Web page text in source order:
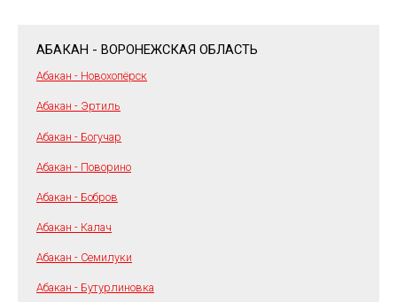
АБАКАН - ВОРОНЕЖСКАЯ ОБЛАСТЬ
Абакан - Новохопёрск
Абакан - Эртиль
Абакан - Богучар
Абакан - Поворино
Абакан - Бобров
Абакан - Калач
Абакан - Семилуки
Абакан - Бутурлиновка